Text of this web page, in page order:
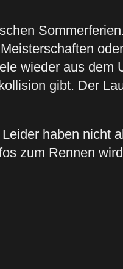
oder
wieder aus dem
gibt. Der
haben nicht
zum Rennen